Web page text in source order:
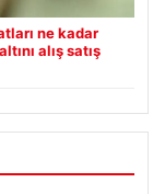
ne kadar
alış satış